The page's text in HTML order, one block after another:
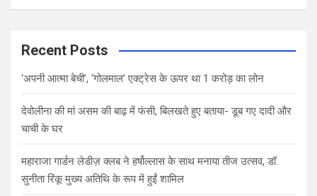
Recent Posts
‘अपनी आत्मा बेची’, ‘गोलमाल’ एक्ट्रेस के ऊपर था 1 करोड़ का लोन
देवोलीना की मां असम की बाढ़ में फंसी, बिलखते हुए बताया- डूब गए दादी और
चाची के घर
महाराजा गार्डन लेडीज़ क्लब ने हर्षोल्लास के साथ मनाया तीज उत्सव, डॉ.
सुनीता रिंकू मुख्य अतिथि के रूप में हुईं शामिल